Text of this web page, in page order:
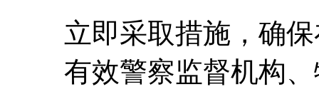
立即采取措施，确
有效警察监督机构